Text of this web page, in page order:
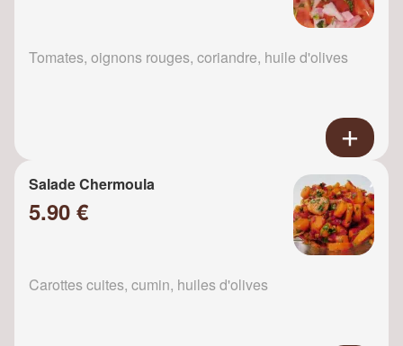
Tomates, oignons rouges, coriandre, huile d'olives
Salade Chermoula
5.90 €
Carottes cuites, cumin, huiles d'olives